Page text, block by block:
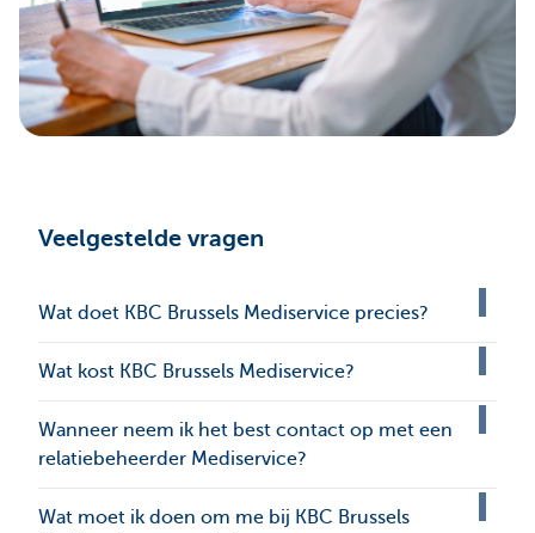
Veelgestelde vragen
Wat doet KBC Brussels Mediservice precies?
Wat kost KBC Brussels Mediservice?
Wanneer neem ik het best contact op met een
relatiebeheerder Mediservice?
Wat moet ik doen om me bij KBC Brussels